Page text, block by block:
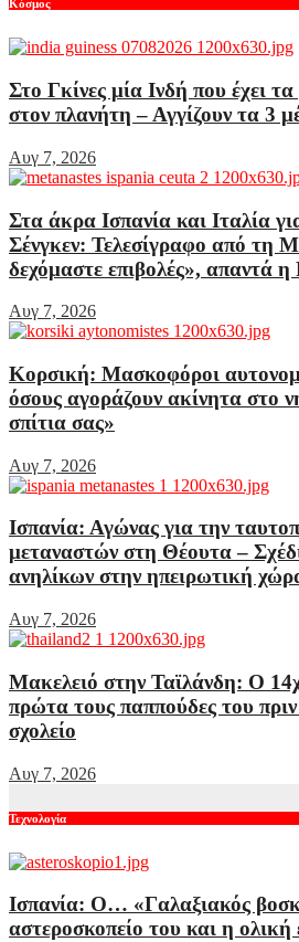
Κόσμος
Στο Γκίνες μία Ινδή που έχει
στον πλανήτη – Αγγίζουν τα 3
Αυγ 7, 2026
Στα άκρα Ισπανία και Ιταλία
Σένγκεν: Τελεσίγραφο από τη
δεχόμαστε επιβολές», απαντά
Αυγ 7, 2026
Κορσική: Μασκοφόροι
όσους αγοράζουν ακίνητα στο
σπίτια σας»
Αυγ 7, 2026
Ισπανία: Αγώνας για την
μεταναστών στη Θέουτα –
ανηλίκων στην ηπειρωτική
Αυγ 7, 2026
Μακελειό στην Ταϊλάνδη: Ο
πρώτα τους παππούδες του
σχολείο
Αυγ 7, 2026
Τεχνολογία
Ισπανία: Ο… «Γαλαξιακός
αστεροσκοπείο του και η